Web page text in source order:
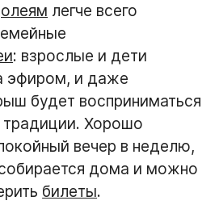
легче всего
: взрослые и дети
эфиром, и даже
будет восприниматься
традиции. Хорошо
вечер в неделю,
дома и можно
билеты.